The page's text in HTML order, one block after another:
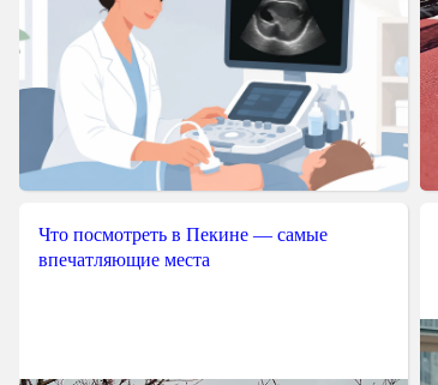
Что посмотреть в Пекине — самые
впечатляющие места